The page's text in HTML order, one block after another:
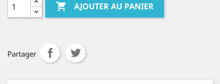
 AJOUTER AU PANIER
Partager